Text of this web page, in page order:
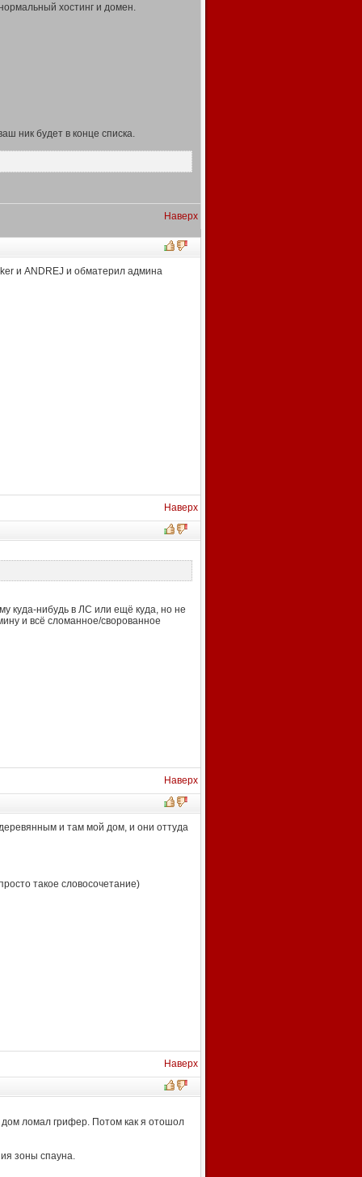
хостинг и домен.
ник будет в конце списка.
Наверх
и ANDREJ и обматерил админа
Наверх
куда-нибудь в ЛС или ещё куда, но не
и всё сломанное/сворованное
Наверх
и там мой дом, и они оттуда
такое словосочетание)
Наверх
дом ломал грифер. Потом как я отошол
зоны спауна.